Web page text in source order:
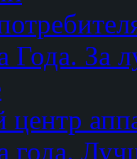
Года. За
года.